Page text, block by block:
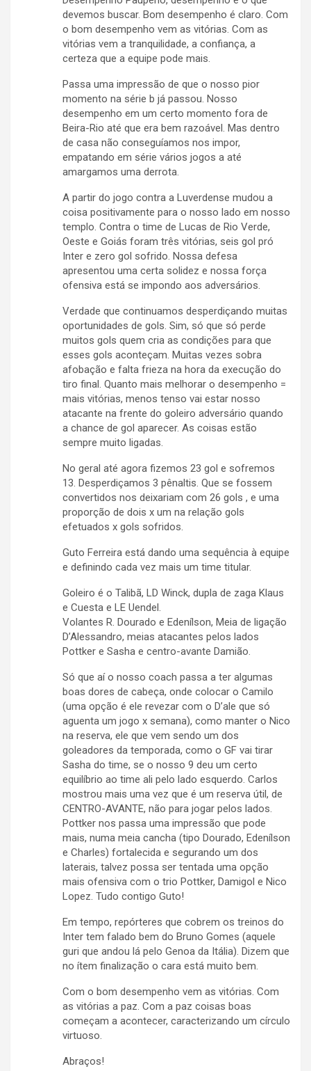
devemos buscar. Bom desempenho é claro. Com
o bom desempenho vem as vitórias. Com as
vitórias vem a tranquilidade, a confiança, a
certeza que a equipe pode mais.
Passa uma impressão de que o nosso pior
momento na série b já passou. Nosso
desempenho em um certo momento fora de
Beira-Rio até que era bem razoável. Mas dentro
de casa não conseguíamos nos impor,
empatando em série vários jogos a até
amargamos uma derrota.
A partir do jogo contra a Luverdense mudou a
coisa positivamente para o nosso lado em nosso
templo. Contra o time de Lucas de Rio Verde,
Oeste e Goiás foram três vitórias, seis gol pró
Inter e zero gol sofrido. Nossa defesa
apresentou uma certa solidez e nossa força
ofensiva está se impondo aos adversários.
Verdade que continuamos desperdiçando muitas
oportunidades de gols. Sim, só que só perde
muitos gols quem cria as condições para que
esses gols aconteçam. Muitas vezes sobra
afobação e falta frieza na hora da execução do
tiro final. Quanto mais melhorar o desempenho =
mais vitórias, menos tenso vai estar nosso
atacante na frente do goleiro adversário quando
a chance de gol aparecer. As coisas estão
sempre muito ligadas.
No geral até agora fizemos 23 gol e sofremos
13. Desperdiçamos 3 pênaltis. Que se fossem
convertidos nos deixariam com 26 gols , e uma
proporção de dois x um na relação gols
efetuados x gols sofridos.
Guto Ferreira está dando uma sequência à equipe
e definindo cada vez mais um time titular.
Goleiro é o Talibã, LD Winck, dupla de zaga Klaus
e Cuesta e LE Uendel.
Volantes R. Dourado e Edenílson, Meia de ligação
D’Alessandro, meias atacantes pelos lados
Pottker e Sasha e centro-avante Damião.
Só que aí o nosso coach passa a ter algumas
boas dores de cabeça, onde colocar o Camilo
(uma opção é ele revezar com o D’ale que só
aguenta um jogo x semana), como manter o Nico
na reserva, ele que vem sendo um dos
goleadores da temporada, como o GF vai tirar
Sasha do time, se o nosso 9 deu um certo
equilíbrio ao time ali pelo lado esquerdo. Carlos
mostrou mais uma vez que é um reserva útil, de
CENTRO-AVANTE, não para jogar pelos lados.
Pottker nos passa uma impressão que pode
mais, numa meia cancha (tipo Dourado, Edenílson
e Charles) fortalecida e segurando um dos
laterais, talvez possa ser tentada uma opção
mais ofensiva com o trio Pottker, Damigol e Nico
Lopez. Tudo contigo Guto!
Em tempo, repórteres que cobrem os treinos do
Inter tem falado bem do Bruno Gomes (aquele
guri que andou lá pelo Genoa da Itália). Dizem que
no ítem finalização o cara está muito bem.
Com o bom desempenho vem as vitórias. Com
as vitórias a paz. Com a paz coisas boas
começam a acontecer, caracterizando um círculo
virtuoso.
Abraços!